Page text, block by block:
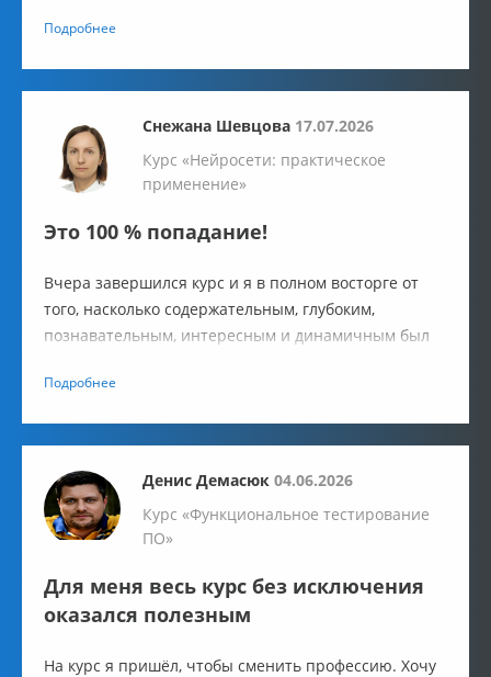
уровень своей квалификации.
Подробнее
Снежана Шевцова 17.07.2026
Курс «Нейросети: практическое
применение»
Это 100 % попадание!
Вчера завершился курс и я в полном восторге от
того, насколько содержательным, глубоким,
познавательным, интересным и динамичным был
превзошел все мои ожидания!!!
Подробнее
Денис Демасюк 04.06.2026
Курс «Функциональное тестирование
ПО»
Для меня весь курс без исключения
оказался полезным
На курс я пришёл, чтобы сменить профессию. Хочу